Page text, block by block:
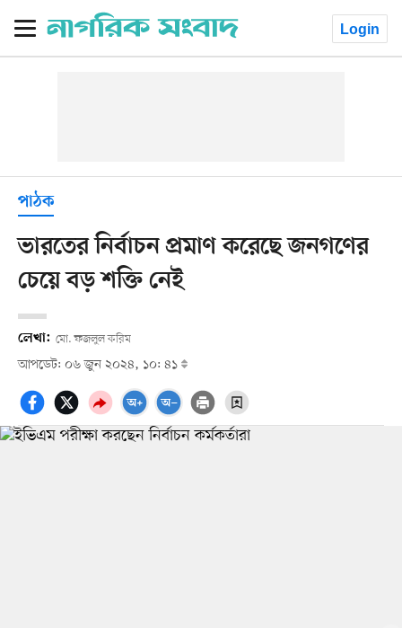
Login
পাঠক
ভারতের নির্বাচন প্রমাণ করেছে জনগণের
চেয়ে বড় শক্তি নেই
লেখা: মো. ফজলুল করিম
আপডেট: ০৬ জুন ২০২৪, ১০: ৪১